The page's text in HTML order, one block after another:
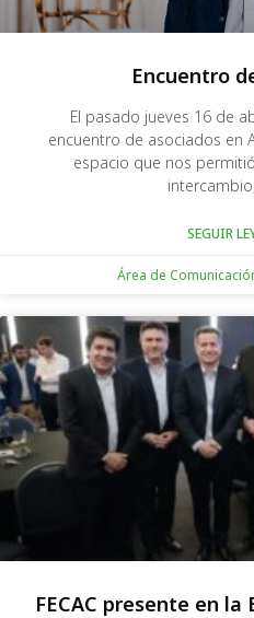
Encuentro
El pasado jueves 16 de
encuentro de asociados en
espacio que nos
SEGUIR
Área de
FECAC presente en la